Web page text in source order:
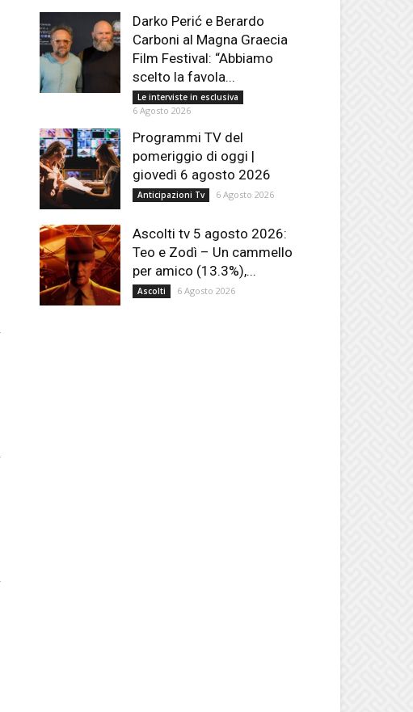
Darko Perić e Berardo
Carboni al Magna Graecia
Film Festival: “Abbiamo
scelto la favola...
Le interviste in esclusiva
6 Agosto 2026
Programmi TV del
pomeriggio di oggi |
giovedì 6 agosto 2026
Anticipazioni Tv 6 Agosto 2026
Ascolti tv 5 agosto 2026:
Teo e Zodì – Un cammello
per amico (13.3%),...
Ascolti 6 Agosto 2026